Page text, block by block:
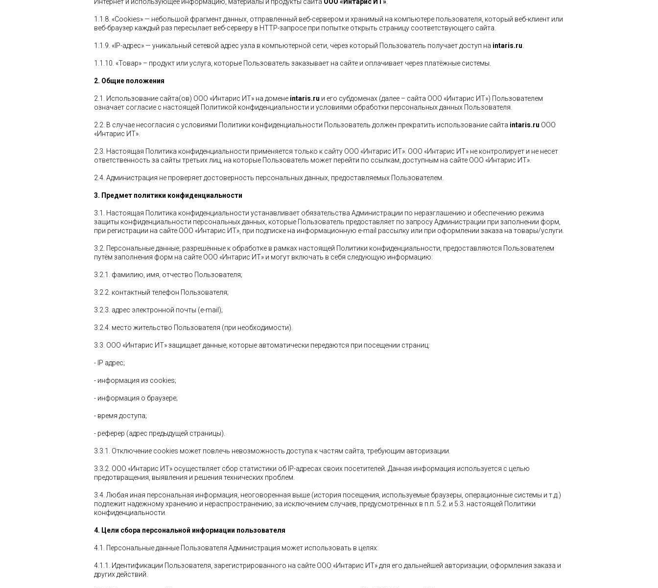
1.1.8. «Cookies» — небольшой фрагмент данных, отправленный веб-сервером и хранимый на компьютере пользователя, который веб-клиент или
веб-браузер каждый раз пересылает веб-серверу в HTTP-запросе при попытке открыть страницу соответствующего сайта.
1.1.9. «IP-адрес» — уникальный сетевой адрес узла в компьютерной сети, через который Пользователь получает доступ на intaris.ru
1.1.10. «Товар» – продукт или услуга, которые Пользователь заказывает на сайте и оплачивает через платёжные системы.
2. Общие положения
2.1. Использование сайта(ов) ООО «Интарис ИТ» на домене intaris.ru и его субдоменах (далее – сайта ООО «Интарис ИТ») Пользователем
означает согласие с настоящей Политикой конфиденциальности и условиями обработки персональных данных Пользователя.
2.2. В случае несогласия с условиями Политики конфиденциальности Пользователь должен прекратить использование сайта intaris.ru ООО
«Интарис ИТ».
2.3. Настоящая Политика конфиденциальности применяется только к сайту ООО «Интарис ИТ». ООО «Интарис ИТ» не контролирует и не несет
ответственность за сайты третьих лиц, на которые Пользователь может перейти по ссылкам, доступным на сайте ООО «Интарис ИТ».
2.4. Администрация не проверяет достоверность персональных данных, предоставляемых Пользователем.
3. Предмет политики конфиденциальности
3.1. Настоящая Политика конфиденциальности устанавливает обязательства Администрации по неразглашению и обеспечению режима
защиты конфиденциальности персональных данных, которые Пользователь предоставляет по запросу Администрации при заполнении форм,
при регистрации на сайте ООО «Интарис ИТ», при подписке на информационную e-mail рассылку или при оформлении заказа на товары/услуги.
3.2. Персональные данные, разрешённые к обработке в рамках настоящей Политики конфиденциальности, предоставляются Пользователем
путём заполнения форм на сайте ООО «Интарис ИТ» и могут включать в себя следующую информацию:
3.2.1. фамилию, имя, отчество Пользователя;
3.2.2. контактный телефон Пользователя;
3.2.3. адрес электронной почты (e-mail);
3.2.4. место жительство Пользователя (при необходимости).
3.3. ООО «Интарис ИТ» защищает данные, которые автоматически передаются при посещении страниц:
- IP адрес;
- информация из cookies;
- информация о браузере;
- время доступа;
- реферер (адрес предыдущей страницы).
3.3.1. Отключение cookies может повлечь невозможность доступа к частям сайта, требующим авторизации.
3.3.2. ООО «Интарис ИТ» осуществляет сбор статистики об IP-адресах своих посетителей. Данная информация используется с целью
предотвращения, выявления и решения технических проблем.
3.4. Любая иная персональная информация, неоговоренная выше (история посещения, используемые браузеры, операционные системы и т.д.)
подлежит надежному хранению и нераспространению, за исключением случаев, предусмотренных в п.п. 5.2. и 5.3. настоящей Политики
конфиденциальности.
4. Цели сбора персональной информации пользователя
4.1. Персональные данные Пользователя Администрация может использовать в целях:
4.1.1. Идентификации Пользователя, зарегистрированного на сайте ООО «Интарис ИТ» для его дальнейшей авторизации, оформления заказа и
других действий.